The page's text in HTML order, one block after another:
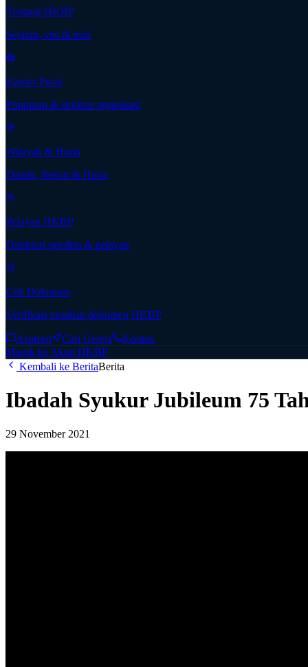
Tentang HKBP
Sejarah, visi & misi
Kantor Pusat
Pimpinan & struktur organisasi
Wilayah & Huria
Distrik, Resort & Huria
Pelayan HKBP
Direktori pendeta & pelayan
Cek Dokumen
Verifikasi keaslian dokumen HKBP
Aspirasi Cari Gereja
Kontak
Masuk ke Akun HKBP
Kembali ke BeritaBerita
Ibadah Syukur Jubileum 75
29 November 2021